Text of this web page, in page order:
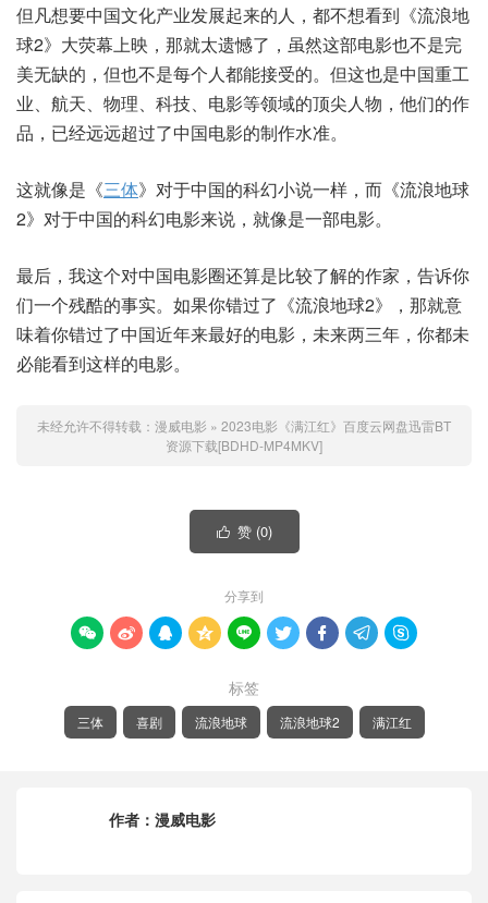
但凡想要中国文化产业发展起来的人，都不想看到《流浪地
球2》大荧幕上映，那就太遗憾了，虽然这部电影也不是完
美无缺的，但也不是每个人都能接受的。但这也是中国重工
业、航天、物理、科技、电影等领域的顶尖人物，他们的作
品，已经远远超过了中国电影的制作水准。
这就像是《三体》对于中国的科幻小说一样，而《流浪地球
2》对于中国的科幻电影来说，就像是一部电影。
最后，我这个对中国电影圈还算是比较了解的作家，告诉你
们一个残酷的事实。如果你错过了《流浪地球2》，那就意
味着你错过了中国近年来最好的电影，未来两三年，你都未
必能看到这样的电影。
未经允许不得转载： 漫威电影 » 2023电影《满江红》百度云网盘迅雷BT
资源下载[BDHD-MP4MKV]
 赞 (0)
分享到
        
标签
三体 喜剧 流浪地球 流浪地球2 满江红
作者： 漫威电影